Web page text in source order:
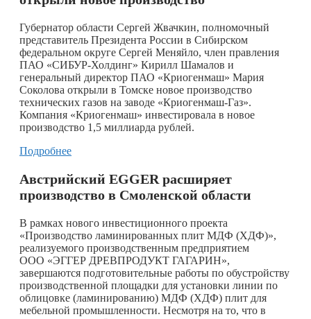
Губернатор области Сергей Жвачкин, полномочный
представитель Президента России в Сибирском
федеральном округе Сергей Меняйло, член правления
ПАО «СИБУР-Холдинг» Кирилл Шамалов и
генеральный директор ПАО «Криогенмаш» Мария
Соколова открыли в Томске новое производство
технических газов на заводе «Криогенмаш-Газ».
Компания «Криогенмаш» инвестировала в новое
производство 1,5 миллиарда рублей.
Подробнее
Австрийский EGGER расширяет
производство в Смоленской области
В рамках нового инвестиционного проекта
«Производство ламинированных плит МДФ (ХДФ)»,
реализуемого производственным предприятием
ООО «ЭГГЕР ДРЕВПРОДУКТ ГАГАРИН»,
завершаются подготовительные работы по обустройству
производственной площадки для установки линии по
облицовке (ламинированию) МДФ (ХДФ) плит для
мебельной промышленности. Несмотря на то, что в